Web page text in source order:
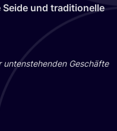
und tra­di­tio­nel­le
unten­ste­hen­den Geschäf­te